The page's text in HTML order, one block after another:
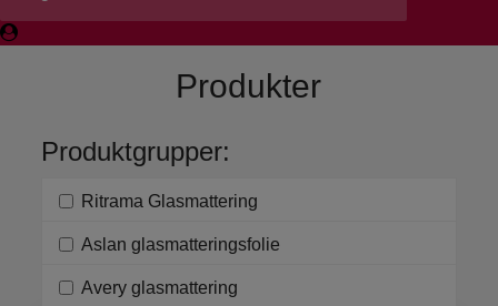
Produkter
Produktgrupper:
Ritrama Glasmattering
Aslan glasmatteringsfolie
Avery glasmattering